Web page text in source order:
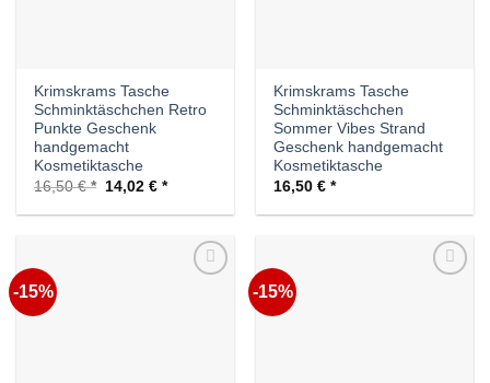
Krimskrams Tasche
Schminktäschchen Retro
Punkte Geschenk
handgemacht
Kosmetiktasche
16,50€
Ursprünglicher
Preis
war:
14,02€ Aktueller
ist:
Krimskrams Tasche
Schminktäschchen
Sommer Vibes Strand
Geschenk handgemacht
Kosmetiktasche
16,50€
-15% -15%